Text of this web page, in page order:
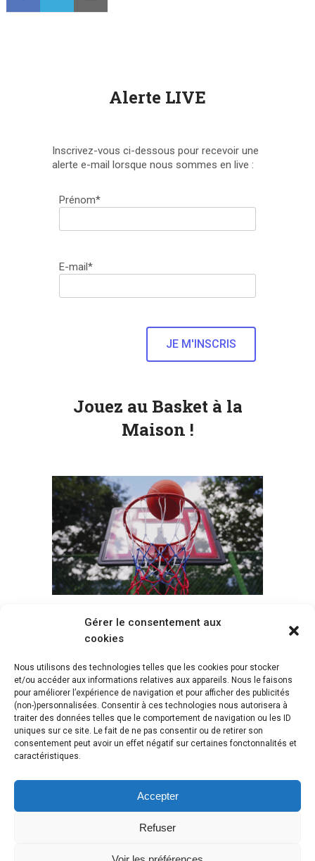
Gérer le consentement aux
cookies
Nous utilisons des technologies telles que les cookies pour stocker
et/ou accéder aux informations relatives aux appareils. Nous le faisons
pour améliorer l’expérience de navigation et pour afficher des publicités
(non-)personnalisées. Consentir à ces technologies nous autorisera à
traiter des données telles que le comportement de navigation ou les ID
uniques sur ce site. Le fait de ne pas consentir ou de retirer son
consentement peut avoir un effet négatif sur certaines fonctonnalités et
caractéristiques.
Accepter
Refuser
Alerte LIVE
Inscrivez-vous ci-dessous pour recevoir une
alerte e-mail lorsque nous sommes en live :
Prénom*
E-mail*
Jouez au Basket à la
Maison !
Voir tous les paniers